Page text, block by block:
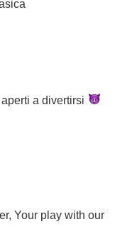
a divertirsi
Your play with our